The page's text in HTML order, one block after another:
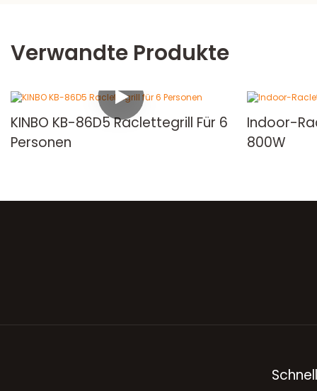
Verwandte Produkte
KINBO KB-86D5 Raclettegrill Für 6
Personen
Indoor-
800W